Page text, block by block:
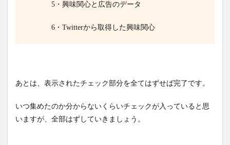
5・興味関心と広告のデータ
6・Twitterから取得した興味関心
あとは、表示されたチェック部分を全てはずせば完了です。
いつ集めたのか分からないくらいチェックが入っていると思
いますが、全部はずしていきましょう。